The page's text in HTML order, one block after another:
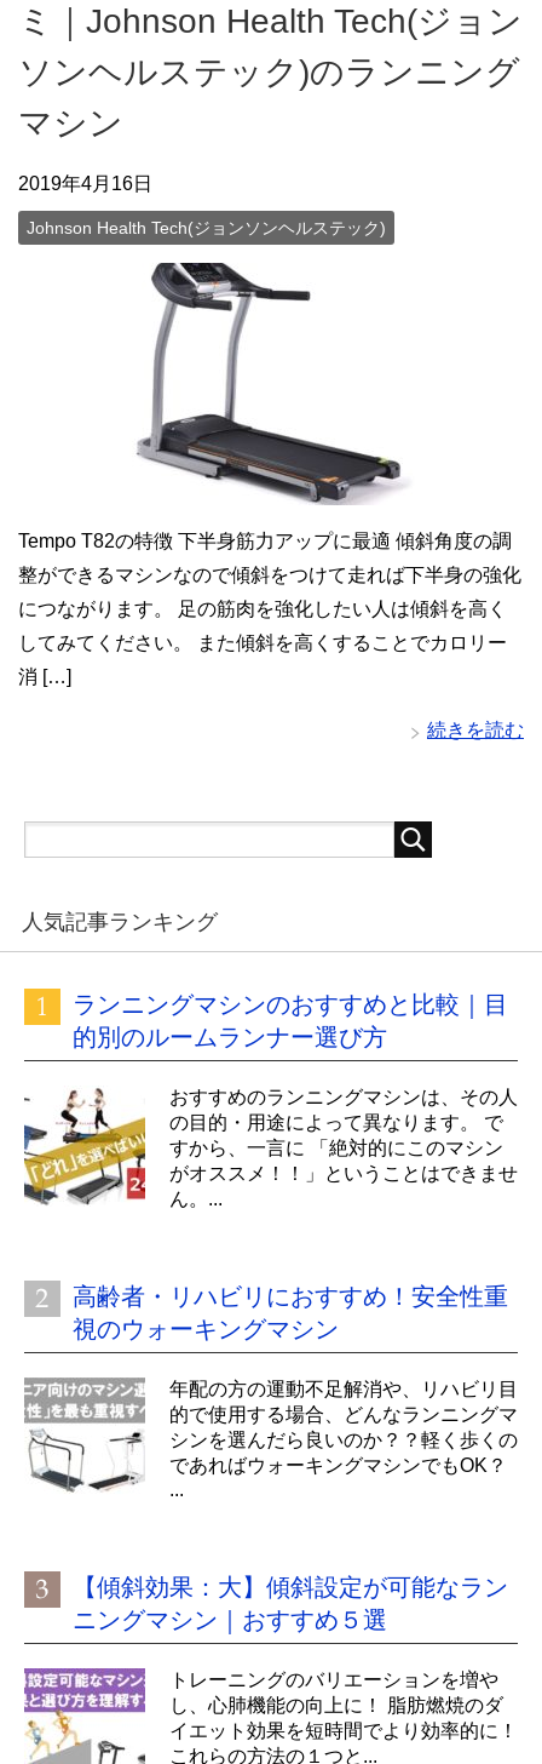
ミ｜Johnson Health Tech(ジョン
ソンヘルステック)のランニング
マシン
2019年4月16日
Johnson Health Tech(ジョンソンヘルステック)
Tempo T82の特徴 下半身筋力アップに最適 傾斜角度の調
整ができるマシンなので傾斜をつけて走れば下半身の強化
につながります。 足の筋肉を強化したい人は傾斜を高く
してみてください。 また傾斜を高くすることでカロリー
消 […]
続きを読む
人気記事ランキング
ランニングマシンのおすすめと比較｜目
的別のルームランナー選び方
おすすめのランニングマシンは、その人
の目的・用途によって異なります。 で
すから、一言に 「絶対的にこのマシン
がオススメ！！」ということはできませ
ん。...
高齢者・リハビリにおすすめ！安全性重
視のウォーキングマシン
年配の方の運動不足解消や、リハビリ目
的で使用する場合、どんなランニングマ
シンを選んだら良いのか？？軽く歩くの
であればウォーキングマシンでもOK？
...
【傾斜効果：大】傾斜設定が可能なラン
ニングマシン｜おすすめ５選
トレーニングのバリエーションを増や
し、心肺機能の向上に！ 脂肪燃焼のダ
イエット効果を短時間でより効率的に！
これらの方法の１つと...